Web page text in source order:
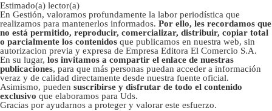
Estimado(a) lector(a)
En Gestión, valoramos profundamente la labor periodística que
realizamos para mantenerlos informados. Por ello, les recordamos que
no está permitido, reproducir, comercializar, distribuir, copiar total
o parcialmente los contenidos que publicamos en nuestra web, sin
autorizacion previa y expresa de Empresa Editora El Comercio S.A.
En su lugar, los invitamos a compartir el enlace de nuestras
publicaciones, para que más personas puedan acceder a información
veraz y de calidad directamente desde nuestra fuente oficial.
Asimismo, pueden suscribirse y disfrutar de todo el contenido
exclusivo que elaboramos para Uds.
Gracias por ayudarnos a proteger y valorar este esfuerzo.